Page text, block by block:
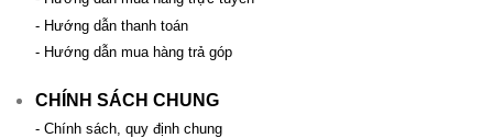
- Hướng dẫn thanh toán
- Hướng dẫn mua hàng trả góp
CHÍNH SÁCH CHUNG
- Chính sách, quy định chung